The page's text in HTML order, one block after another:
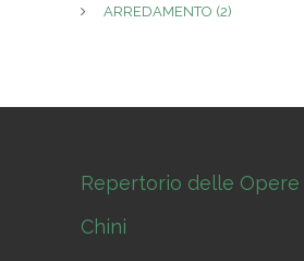
ARREDAMENTO (2)
Repertorio delle Opere
Chini